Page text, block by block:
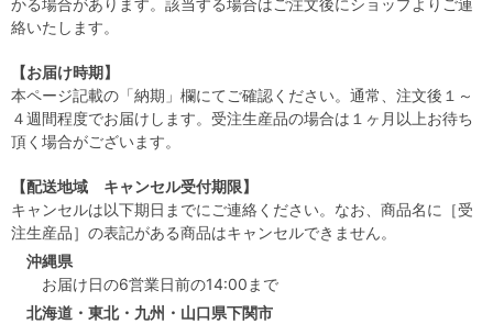
かる場合があります。該当する場合はご注文後にショップよりご連
絡いたします。
【お届け時期】
本ページ記載の「納期」欄にてご確認ください。通常、注文後１～
４週間程度でお届けします。受注生産品の場合は１ヶ月以上お待ち
頂く場合がございます。
【配送地域 キャンセル受付期限】
キャンセルは以下期日までにご連絡ください。なお、商品名に［受
注生産品］の表記がある商品はキャンセルできません。
沖縄県
お届け日の6営業日前の14:00まで
北海道・東北・九州・山口県下関市